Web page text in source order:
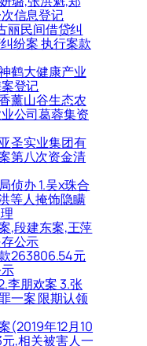
信息登记
丽民间借贷纠
纷案 执行案款
鹤大健康产业
登记
薰山谷生态农
公司葛蓉集资
圣实业集团有
第八次资金清
侦办 1.吴x珠合
等人掩饰隐瞒
,段建东案,王萍
公示
263806.54元
李朋欢案 3.张
一案 限期认领
(2019年12月10
,相关被害人一